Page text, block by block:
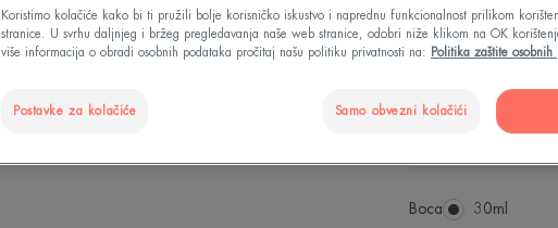
Učinak punije
Vrlo visoka
Boca Boca
30ml
Koristimo kolačiće kako bi ti pružili bolje korisničko iskustvo i naprednu funkcionalnost prilikom
stranice. U svrhu daljnjeg i bržeg pregledavanja naše web stranice, odobri niže klikom na OK
više informacija o obradi osobnih podataka pročitaj našu politiku privatnosti na:
Politika zaštite osobnih
Postavke za kolačiće Samo obvezni kolačići